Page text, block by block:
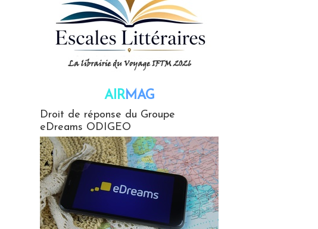
AIRMAG
Droit de réponse du Groupe
eDreams ODIGEO